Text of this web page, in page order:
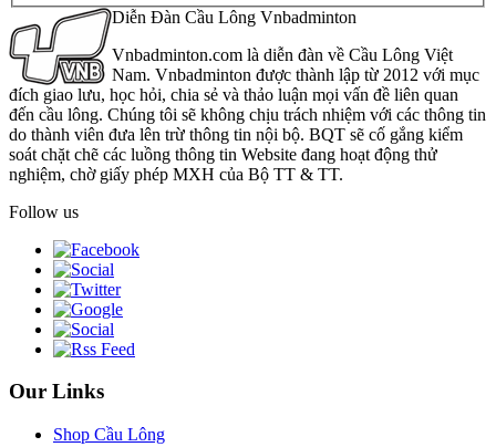
Diễn Đàn Cầu Lông Vnbadminton
Vnbadminton.com là diễn đàn về Cầu Lông Việt
Nam. Vnbadminton được thành lập từ 2012 với mục
đích giao lưu, học hỏi, chia sẻ và thảo luận mọi vấn đề liên quan
đến cầu lông. Chúng tôi sẽ không chịu trách nhiệm với các thông tin
do thành viên đưa lên trừ thông tin nội bộ. BQT sẽ cố gắng kiểm
soát chặt chẽ các luồng thông tin Website đang hoạt động thử
nghiệm, chờ giấy phép MXH của Bộ TT & TT.
Follow us
Our Links
Shop Cầu Lông